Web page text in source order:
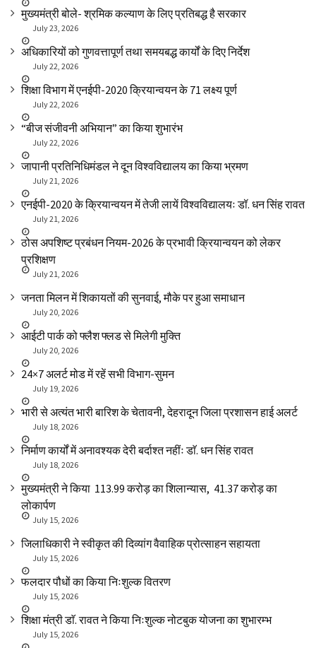
मुख्यमंत्री बोले- श्रमिक कल्याण के लिए प्रतिबद्ध है सरकार
July 23, 2026
अधिकारियों को गुणवत्तापूर्ण तथा समयबद्ध कार्यों के दिए निर्देश
July 22, 2026
शिक्षा विभाग में एनईपी-2020 क्रियान्वयन के 71 लक्ष्य पूर्ण
July 22, 2026
“बीज संजीवनी अभियान” का किया शुभारंभ
July 22, 2026
जापानी प्रतिनिधिमंडल ने दून विश्वविद्यालय का किया भ्रमण
July 21, 2026
एनईपी-2020 के क्रियान्वयन में तेजी लायें विश्वविद्यालयः डॉ. धन सिंह रावत
July 21, 2026
ठोस अपशिष्ट प्रबंधन नियम-2026 के प्रभावी क्रियान्वयन को लेकर
प्रशिक्षण
July 21, 2026
जनता मिलन में शिकायतों की सुनवाई, मौके पर हुआ समाधान
July 20, 2026
आईटी पार्क को फ्लैश फ्लड से मिलेगी मुक्ति
July 20, 2026
24×7 अलर्ट मोड में रहें सभी विभाग-सुमन
July 19, 2026
भारी से अत्यंत भारी बारिश के चेतावनी, देहरादून जिला प्रशासन हाई अलर्ट
July 18, 2026
निर्माण कार्यों में अनावश्यक देरी बर्दाश्त नहींः डाॅ. धन सिंह रावत
July 18, 2026
मुख्यमंत्री ने किया ₹ 113.99 करोड़ का शिलान्यास, ₹ 41.37 करोड़ का
लोकार्पण
July 15, 2026
जिलाधिकारी ने स्वीकृत की दिव्यांग वैवाहिक प्रोत्साहन सहायता
July 15, 2026
फलदार पौधों का किया निःशुल्क वितरण
July 15, 2026
शिक्षा मंत्री डाॅ. रावत ने किया निःशुल्क नोटबुक योजना का शुभारम्भ
July 15, 2026